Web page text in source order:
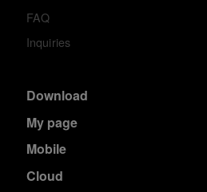
FAQ
Inquiries
Download
My page
Mobile
Cloud